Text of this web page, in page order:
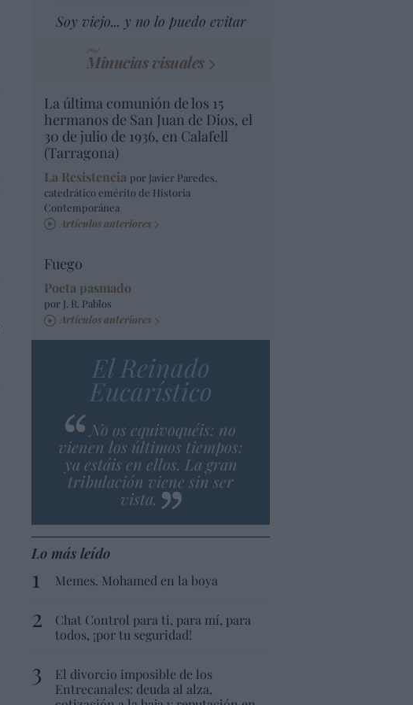
Soy viejo... y no lo puedo evitar
Minucias visuales
La última comunión de los 15
hermanos de San Juan de Dios, el
30 de julio de 1936, en Calafell
(Tarragona)
La Resistencia por Javier Paredes,
catedrático emérito de Historia
Contemporánea
Artículos anteriores
Fuego
Poeta pasmado
por J. R. Pablos
Artículos anteriores
El Reinado
Eucarístico
No os equivoquéis: no
vienen los últimos tiempos:
ya estáis en ellos. La gran
tribulación viene sin ser
vista.
Lo más leído
Memes. Mohamed en la boya
Chat Control para ti, para mí, para
todos, ¡por tu seguridad!
El divorcio imposible de los
Entrecanales: deuda al alza,